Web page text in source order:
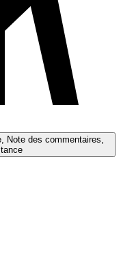
Note des commentaires,